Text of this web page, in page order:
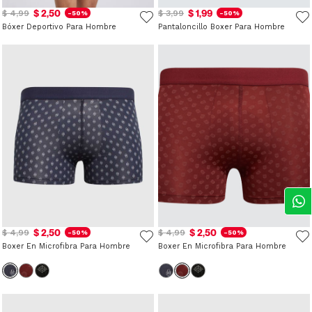
$ 4,99 $ 2,50 -50%
Bóxer Deportivo Para Hombre
$ 3,99 $ 1,99 -50%
Pantaloncillo Boxer Para Hombre
$ 4,99 $ 2,50 -50%
Boxer En Microfibra Para Hombre
$ 4,99 $ 2,50 -50%
Boxer En Microfibra Para Hombre